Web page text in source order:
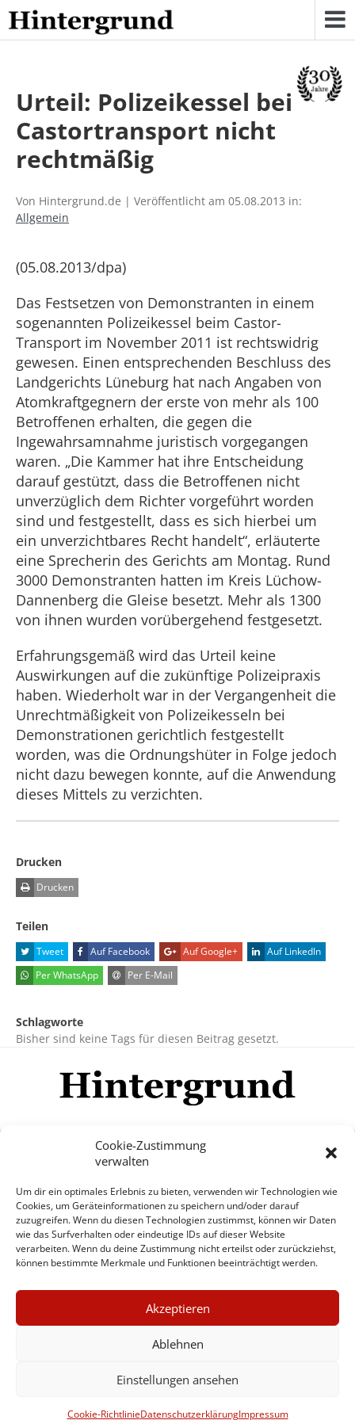
Cookie-Zustimmung
verwalten
Um dir ein optimales Erlebnis zu bieten, verwenden wir Technologien wie
Cookies, um Geräteinformationen zu speichern und/oder darauf
zuzugreifen. Wenn du diesen Technologien zustimmst, können wir Daten
wie das Surfverhalten oder eindeutige IDs auf dieser Website
verarbeiten. Wenn du deine Zustimmung nicht erteilst oder zurückziehst,
können bestimmte Merkmale und Funktionen beeinträchtigt werden.
Akzeptieren
Ablehnen
Einstellungen ansehen
Cookie-RichtlinieDatenschutzerklärungImpressum
Skip
to
content
Urteil: Polizeikessel bei
Castortransport nicht
rechtmäßig
Von Hintergrund.de | Veröffentlicht am 05.08.2013 in:
Allgemein
(05.08.2013/dpa)
Das Festsetzen von Demonstranten in einem
sogenannten Polizeikessel beim Castor-
Transport im November 2011 ist rechtswidrig
gewesen. Einen entsprechenden Beschluss des
Landgerichts Lüneburg hat nach Angaben von
Atomkraftgegnern der erste von mehr als 100
Betroffenen erhalten, die gegen die
Ingewahrsamnahme juristisch vorgegangen
waren. „Die Kammer hat ihre Entscheidung
darauf gestützt, dass die Betroffenen nicht
unverzüglich dem Richter vorgeführt worden
sind und festgestellt, dass es sich hierbei um
ein unverzichtbares Recht handelt“, erläuterte
eine Sprecherin des Gerichts am Montag. Rund
3000 Demonstranten hatten im Kreis Lüchow-
Dannenberg die Gleise besetzt. Mehr als 1300
von ihnen wurden vorübergehend festgesetzt.
Erfahrungsgemäß wird das Urteil keine
Auswirkungen auf die zukünftige Polizeipraxis
haben. Wiederholt war in der Vergangenheit die
Unrechtmäßigkeit von Polizeikesseln bei
Demonstrationen gerichtlich festgestellt
worden, was die Ordnungshüter in Folge jedoch
nicht dazu bewegen konnte, auf die Anwendung
dieses Mittels zu verzichten.
Drucken
Drucken
Teilen
Tweet Auf Facebook Auf Google+
Auf LinkedIn
Per WhatsApp
Per E-Mail
Schlagworte
Bisher sind keine Tags für diesen Beitrag gesetzt.
Mehr
© Copyright Hintergrund.de, 2015 - 2026
Zum Newsletter jetzt kostenlos
anmelden
erscheint ca. alle 4 Wochen
×